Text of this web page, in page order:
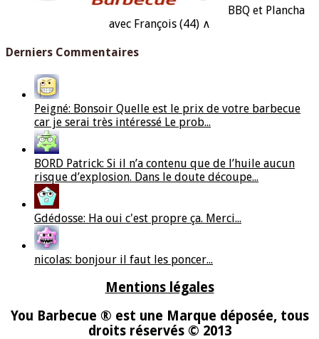
BBQ et Plancha
avec François (44) ∧
Derniers Commentaires
Peigné: Bonsoir Quelle est le prix de votre barbecue
car je serai très intéressé Le prob...
BORD Patrick: Si il n’a contenu que de l’huile aucun
risque d’explosion. Dans le doute découpe...
Gdédosse: Ha oui c'est propre ça. Merci...
nicolas: bonjour il faut les poncer...
Mentions légales
You Barbecue ® est une Marque déposée, tous
droits réservés © 2013